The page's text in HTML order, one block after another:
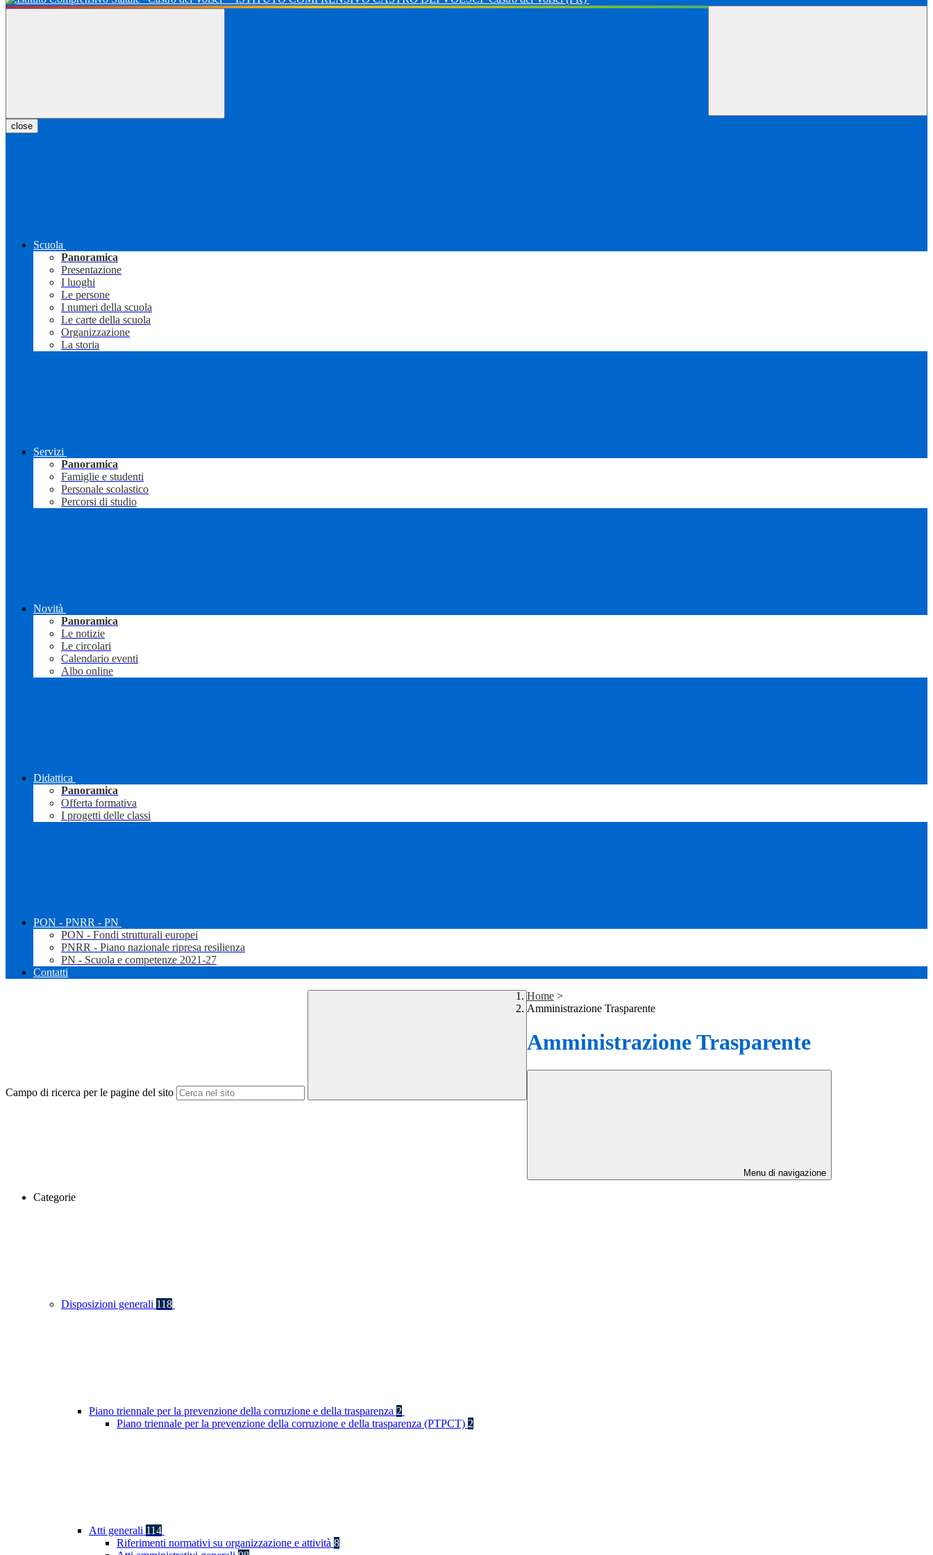
close
Scuola
Panoramica
Presentazione
I luoghi
Le persone
I numeri della scuola
Le carte della scuola
Organizzazione
La storia
Servizi
Panoramica
Famiglie e studenti
Personale scolastico
Percorsi di studio
Novità
Panoramica
Le notizie
Le circolari
Calendario eventi
Albo online
Didattica
Panoramica
Offerta formativa
I progetti delle classi
PON - PNRR - PN
PON - Fondi strutturali europei
PNRR - Piano nazionale ripresa resilienza
PN - Scuola e competenze 2021-27
Contatti
Campo di ricerca per le pagine del sito
Home >
Amministrazione Trasparente
Amministrazione Trasparente
Menu di navigazione
Categorie
Disposizioni generali 118
Piano triennale per la prevenzione della corruzione e della trasparenza 2
Piano triennale per la prevenzione della corruzione e della trasparenza (PTPCT) 2
Atti generali 114
Riferimenti normativi su organizzazione e attività 8